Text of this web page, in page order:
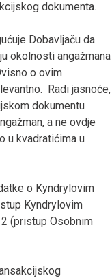
dokumenta.
Dobavljaču da
okolnosti angažmana
o ovim
Radi jasnoće,
dokumentu
a ne ovdje
u kvadratićima u
o Kyndrylovim
Kyndrylovim
(pristup Osobnim